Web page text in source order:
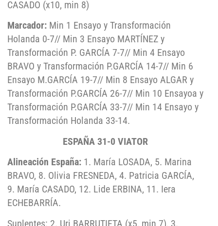
CASADO (x10, min 8)
Marcador: Min 1 Ensayo y Transformación
Holanda 0-7// Min 3 Ensayo MARTÍNEZ y
Transformación P. GARCÍA 7-7// Min 4 Ensayo
BRAVO y Transformación P.GARCÍA 14-7// Min 6
Ensayo M.GARCÍA 19-7// Min 8 Ensayo ALGAR y
Transformación P.GARCÍA 26-7// Min 10 Ensayoa y
Transformación P.GARCÍA 33-7// Min 14 Ensayo y
Transformación Holanda 33-14.
ESPAÑA 31-0 VIATOR
Alineación España: 1. María LOSADA, 5. Marina
BRAVO, 8. Olivia FRESNEDA, 4. Patricia GARCÍA,
9. María CASADO, 12. Lide ERBINA, 11. Iera
ECHEBARRÍA.
Suplentes: 2. Uri BARRUTIETA (x5, min 7), 3.